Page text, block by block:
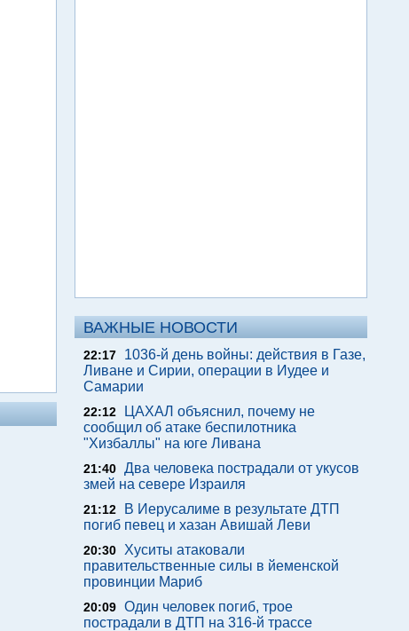
ВАЖНЫЕ НОВОСТИ
22:17
1036-й день войны: действия в Газе,
Ливане и Сирии, операции в Иудее и
Самарии
22:12
ЦАХАЛ объяснил, почему не
сообщил об атаке беспилотника
"Хизбаллы" на юге Ливана
21:40 Два человека пострадали от укусов
змей на севере Израиля
21:12
В Иерусалиме в результате ДТП
погиб певец и хазан Авишай Леви
20:30
Хуситы атаковали
правительственные силы в йеменской
провинции Мариб
20:09 Один человек погиб, трое
пострадали в ДТП на 316-й трассе